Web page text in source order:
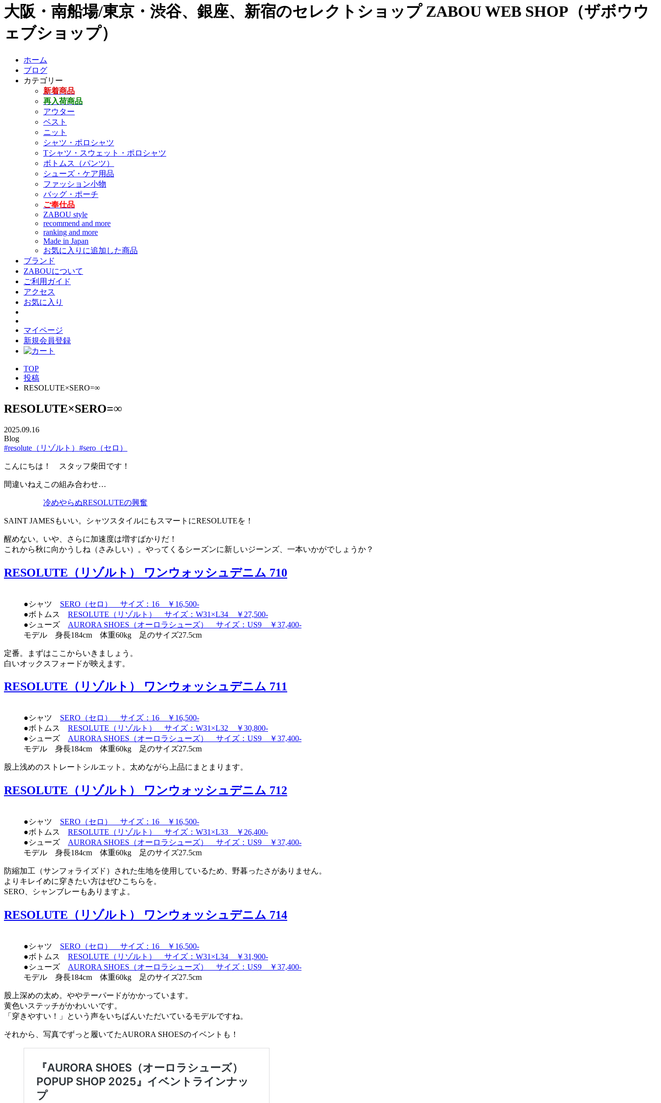
大阪・南船場/東京・渋谷、銀座、新宿のセレクトショップ ZABOU WEB SHOP（ザボウウ
ェブショップ）
ホーム
ブログ
カテゴリー
新着商品
再入荷商品
アウター
ベスト
ニット
シャツ・ポロシャツ
Tシャツ・スウェット・ポロシャツ
ボトムス（パンツ）
シューズ・ケア用品
ファッション小物
バッグ・ポーチ
ご奉仕品
ZABOU style
recommend and more
ranking and more
Made in Japan
お気に入りに追加した商品
ブランド
ZABOUについて
ご利用ガイド
アクセス
お気に入り
マイページ
新規会員登録
TOP
投稿
RESOLUTE×SERO=∞
RESOLUTE×SERO=∞
2025.09.16
Blog
#resolute（リゾルト） #sero（セロ）
こんにちは！ スタッフ柴田です！
間違いねえこの組み合わせ…
冷めやらぬRESOLUTEの興奮
SAINT JAMESもいい。シャツスタイルにもスマートにRESOLUTEを！
醒めない。いや、さらに加速度は増すばかりだ！
これから秋に向かうしね（さみしい）。やってくるシーズンに新しいジーンズ、一本いかがでしょうか？
RESOLUTE（リゾルト） ワンウォッシュデニム 710
●シャツ SERO（セロ） サイズ：16 ￥16,500-
●ボトムス RESOLUTE（リゾルト） サイズ：W31×L34 ￥27,500-
●シューズ AURORA SHOES（オーロラシューズ） サイズ：US9 ￥37,400-
モデル 身長184cm 体重60kg 足のサイズ27.5cm
定番。まずはここからいきましょう。
白いオックスフォードが映えます。
RESOLUTE（リゾルト） ワンウォッシュデニム 711
●シャツ SERO（セロ） サイズ：16 ￥16,500-
●ボトムス RESOLUTE（リゾルト） サイズ：W31×L32 ￥30,800-
●シューズ AURORA SHOES（オーロラシューズ） サイズ：US9 ￥37,400-
モデル 身長184cm 体重60kg 足のサイズ27.5cm
股上浅めのストレートシルエット。太めながら上品にまとまります。
RESOLUTE（リゾルト） ワンウォッシュデニム 712
●シャツ SERO（セロ） サイズ：16 ￥16,500-
●ボトムス RESOLUTE（リゾルト） サイズ：W31×L33 ￥26,400-
●シューズ AURORA SHOES（オーロラシューズ） サイズ：US9 ￥37,400-
モデル 身長184cm 体重60kg 足のサイズ27.5cm
防縮加工（サンフォライズド）された生地を使用しているため、野暮ったさがありません。
よりキレイめに穿きたい方はぜひこちらを。
SERO、シャンブレーもありますよ。
RESOLUTE（リゾルト） ワンウォッシュデニム 714
●シャツ SERO（セロ） サイズ：16 ￥16,500-
●ボトムス RESOLUTE（リゾルト） サイズ：W31×L34 ￥31,900-
●シューズ AURORA SHOES（オーロラシューズ） サイズ：US9 ￥37,400-
モデル 身長184cm 体重60kg 足のサイズ27.5cm
股上深めの太め。ややテーパードがかかっています。
黄色いステッチがかわいいです。
「穿きやすい！」という声をいちばんいただいているモデルですね。
それから、写真でずっと履いてたAURORA SHOESのイベントも！